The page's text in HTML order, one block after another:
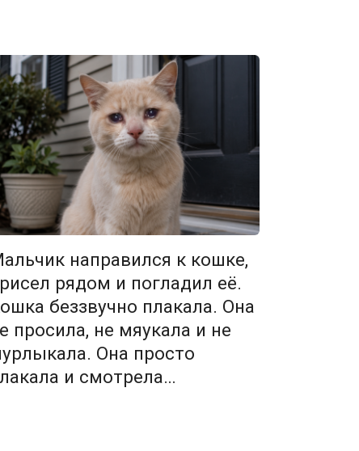
направился к кошке,
рядом и погладил её.
беззвучно плакала. Она
просила, не мяукала и не
Она просто
и смотрела…